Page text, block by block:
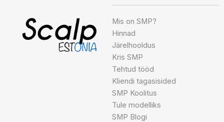
Mis on SMP?
Hinnad
Järelhooldus
Kris SMP
Tehtud tööd
Kliendi tagasisided
SMP Koolitus
Tule modelliks
SMP Blogi